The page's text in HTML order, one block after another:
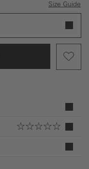
Size Guide